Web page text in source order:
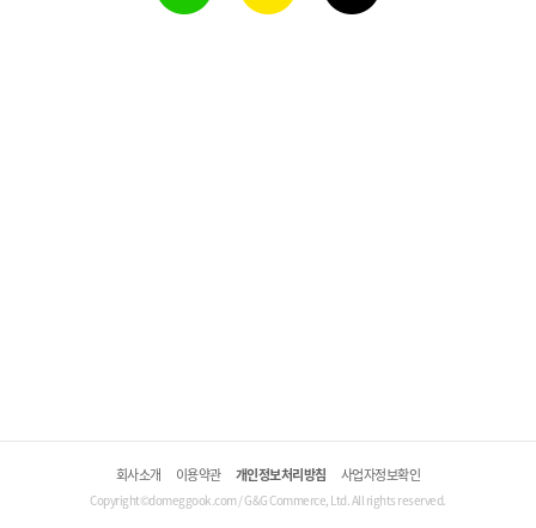
회사소개 이용약관 개인정보처리방침 사업자정보확인
Copyright©domeggook.com / G&G Commerce, Ltd. All rights reserved.